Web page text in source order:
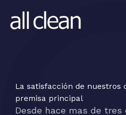
contenido
La satisfacción de nuestros
premisa principal
Desde hace mas de tres